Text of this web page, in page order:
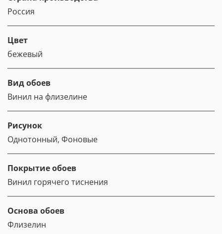
Россия
Цвет
бежевый
Вид обоев
Винил на флизелине
Рисунок
Однотонный, Фоновые
Покрытие обоев
Винил горячего тиснения
Основа обоев
Флизелин